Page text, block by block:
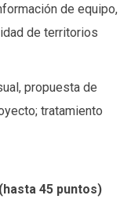
de equipo,
de territorios
propuesta de
tratamiento
45 puntos)